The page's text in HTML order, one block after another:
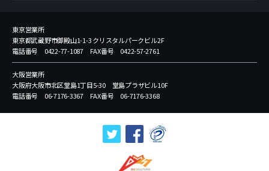
東京営業所
東京都武蔵野市御殿山1-1-3 クリスタルパークビル2F
電話番号 0422-77-1087 FAX番号 0422-57-2761
大阪営業所
大阪府大阪市北区堂島1丁目5-30 堂島プラザビル10F
電話番号 06-7176-3367 FAX番号 06-7176-3368